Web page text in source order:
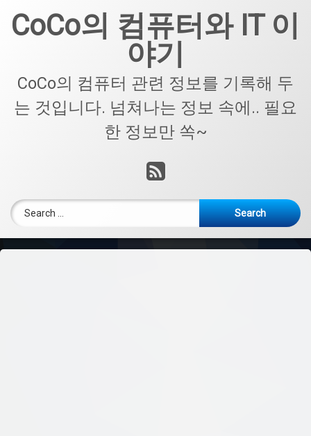
content
CoCo의 컴퓨터와 IT 이
야기
CoCo의 컴퓨터 관련 정보를 기록해 두
는 것입니다. 넘쳐나는 정보 속에.. 필요
한 정보만 쏙~
RSS
Search for: